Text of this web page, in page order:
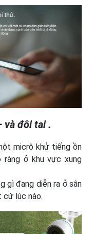
và đôi tai .
micrô khử tiếng ồn
ở khu vực xung
gì đang diễn ra ở sân
cứ lúc nào.